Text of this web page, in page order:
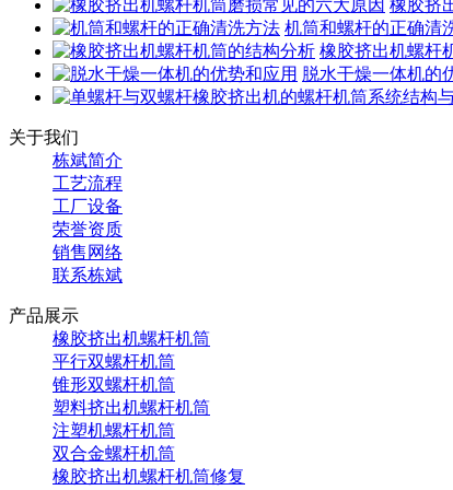
橡胶挤
机筒和螺杆的正确清
橡胶挤出机螺杆
脱水干燥一体机的
关于我们
栋斌简介
工艺流程
工厂设备
荣誉资质
销售网络
联系栋斌
产品展示
橡胶挤出机螺杆机筒
平行双螺杆机筒
锥形双螺杆机筒
塑料挤出机螺杆机筒
注塑机螺杆机筒
双合金螺杆机筒
橡胶挤出机螺杆机筒修复